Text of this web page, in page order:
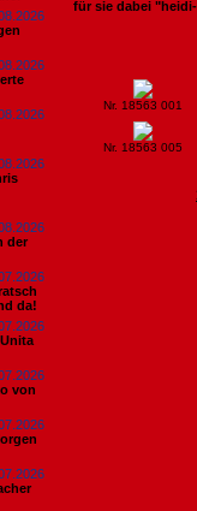
der
da!
von
für sie dabei
Nr. 18563 001
Nr. 18563 005